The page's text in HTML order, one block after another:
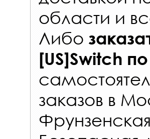
области и
Либо
[US]Switch
заказов в